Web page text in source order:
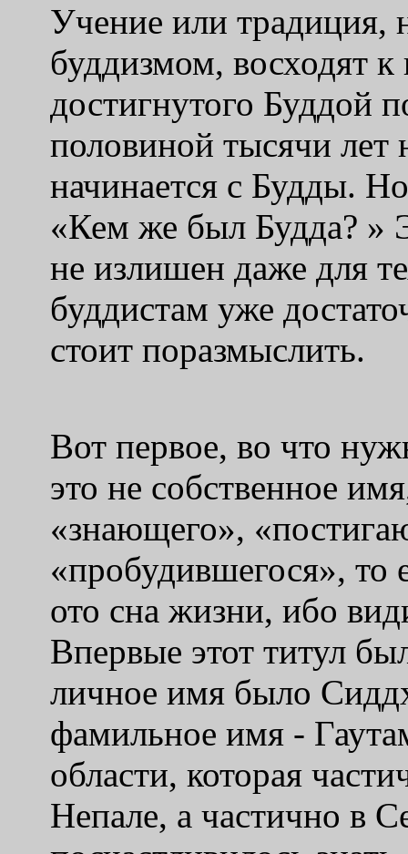
Учение или традиция,
буддизмом, восходят
достигнутого Буддой
половиной тысячи лет
начинается с Будды.
«Кем же был Будда? »
не излишен даже для
буддистам уже
стоит поразмыслить.
Вот первое, во что
это не собственное
«знающего»,
«пробудившегося», то
ото сна жизни, ибо
Впервые этот титул
личное имя было
фамильное имя -
области, которая
Непале, а частично в